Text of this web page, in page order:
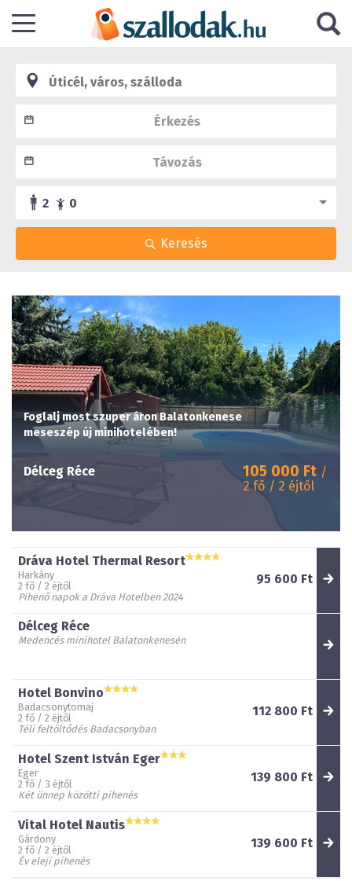
2 0
Keresés
Foglalj most szuper áron Balatonkenese
meseszép új minihotelében!
Délceg Réce 105 000 Ft /
2 fő / 2 éjtől
Dráva Hotel Thermal Resort
95 600 Ft
Harkány
2 fő / 2 éjtől
Pihenő napok a Dráva Hotelben 2024
Délceg Réce
Medencés minihotel Balatonkenesén
Hotel Bonvino
112 800 Ft
Badacsonytomaj
2 fő / 2 éjtől
Téli feltöltődés Badacsonyban
Hotel Szent István Eger
139 800 Ft
Eger
2 fő / 3 éjtől
Két ünnep közötti pihenés
Vital Hotel Nautis
139 600 Ft
Gárdony
2 fő / 2 éjtől
Év eleji pihenés